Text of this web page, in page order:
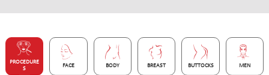
PROCEDURE
S
FACE BODY BREAST BUTTOCKS MEN